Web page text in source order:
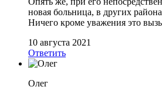
новая больница, в других
Ничего кроме уважения это
10 августа 2021
Ответить
Олег